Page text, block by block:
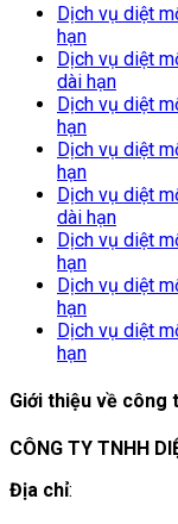
Dịch vụ diệt
hạn
Dịch vụ diệt
dài hạn
Dịch vụ diệt
hạn
Dịch vụ diệt
hạn
Dịch vụ diệt
dài hạn
Dịch vụ diệt
hạn
Dịch vụ diệt
hạn
Dịch vụ diệt
hạn
Giới thiệu về công
CÔNG TY TNHH
Địa chỉ: